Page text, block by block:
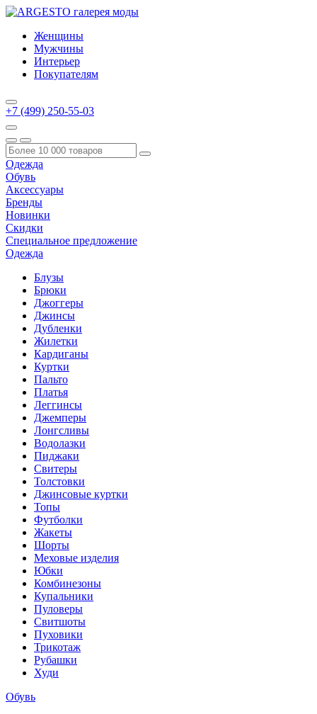
Женщины
Мужчины
Интерьер
Покупателям
+7 (499) 250-55-03
Одежда
Обувь
Аксессуары
Бренды
Новинки
Скидки
Специальное предложение
Одежда
Блузы
Брюки
Джоггеры
Джинсы
Дубленки
Жилетки
Кардиганы
Куртки
Пальто
Платья
Леггинсы
Джемперы
Лонгсливы
Водолазки
Пиджаки
Свитеры
Толстовки
Джинсовые куртки
Топы
Футболки
Жакеты
Шорты
Меховые изделия
Юбки
Комбинезоны
Купальники
Пуловеры
Свитшоты
Пуховики
Трикотаж
Рубашки
Худи
Обувь